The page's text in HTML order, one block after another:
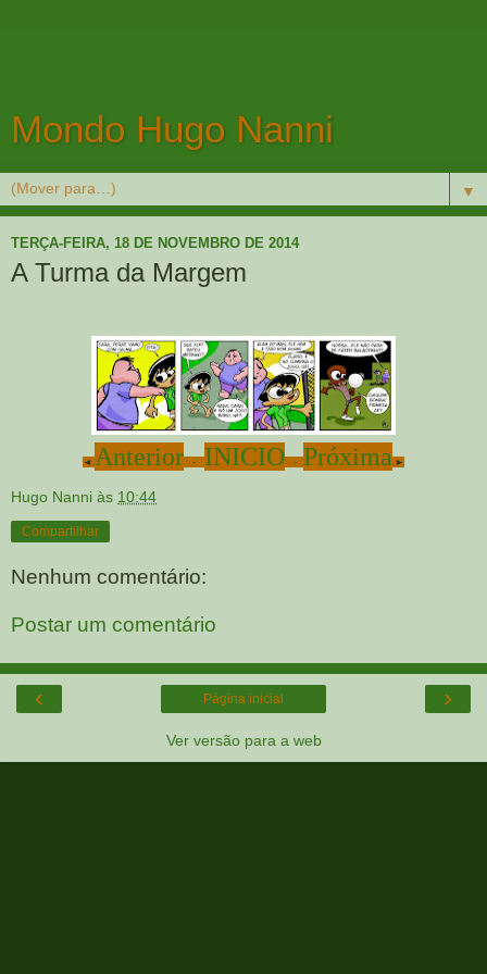
Mondo Hugo Nanni
▼
TERÇA-FEIRA, 18 DE NOVEMBRO DE 2014
A Turma da Margem
◄ Anterior - INICIO - Próxima ►
Hugo Nanni às 10:44
Compartilhar
Nenhum comentário:
Postar um comentário
‹ ›
Página inicial
Ver versão para a web